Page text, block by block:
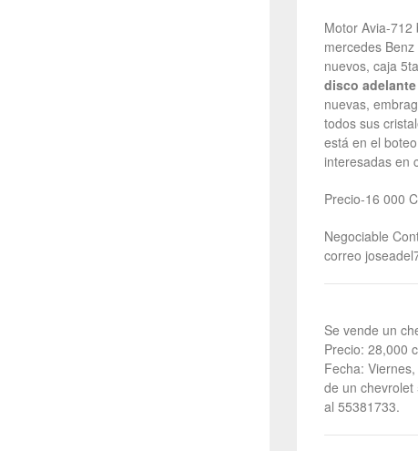
Motor Avia-
mercedes
nuevos, caja
disco
nuevas,
todos sus
está en el
interesadas en
Precio-16 000
Negociable
correo
Se vende un
Precio: 28,000
Fecha:
de un
al 55381733.